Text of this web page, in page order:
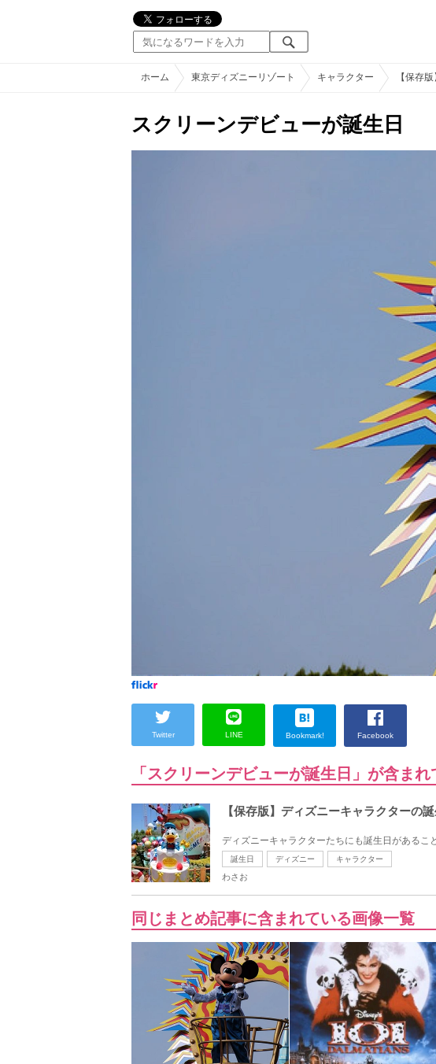
ホーム 東京ディズニーリゾート キャラクター 【保存
スクリーンデビューが誕生日
Twitter LINE Bookmark! Facebook
「スクリーンデビューが誕生日」が含ま
【保存版】ディズニーキャラクターの
ディズニーキャラクターたちにも誕生日があるこ
誕生日 ディズニー キャラクター
わさお
同じまとめ記事に含まれている画像一覧